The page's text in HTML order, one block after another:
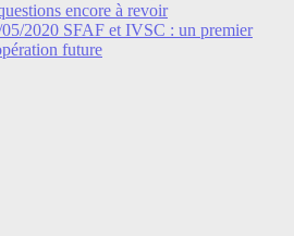
encore à revoir
2020 SFAF et IVSC : un premier
future